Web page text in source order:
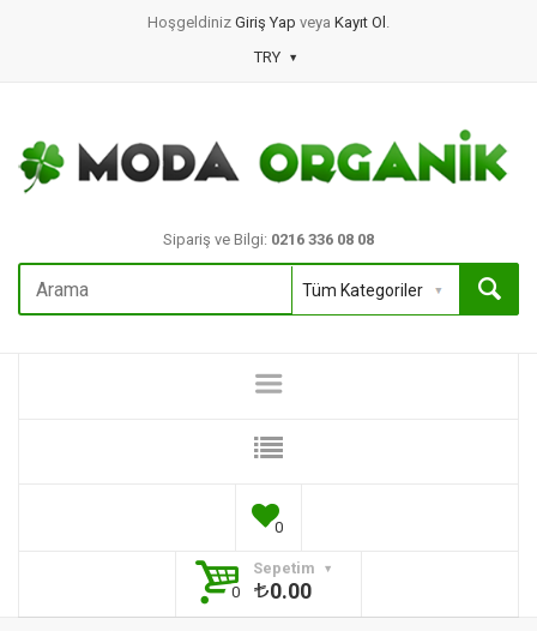
Hoşgeldiniz Giriş Yap veya Kayıt Ol .
TRY
Sipariş ve Bilgi: 0216 336 08 08
0
Sepetim
0
0.00